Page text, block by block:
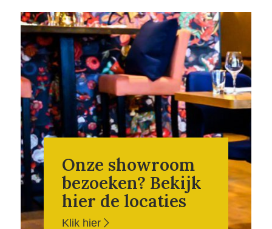
Onze showroom
bezoeken? Bekijk
hier de locaties
Klik hier